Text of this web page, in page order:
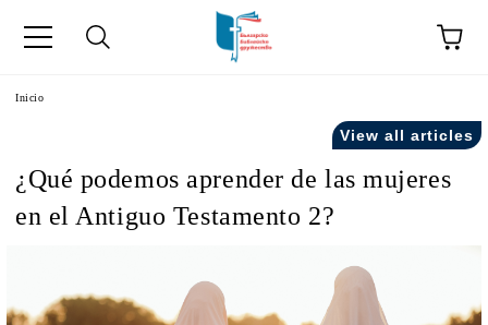
Inicio
View all articles
¿Qué podemos aprender de las mujeres
en el Antiguo Testamento 2?